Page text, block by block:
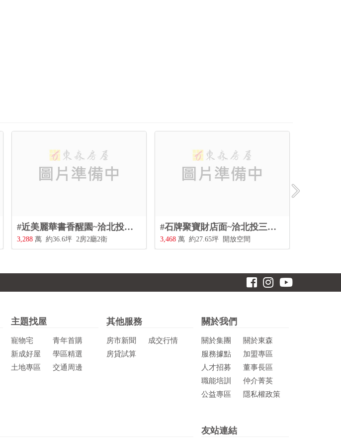
#近美麗華書香醒園~洽北投三合街二段480號0228967788
3,288 萬 約36.6坪 2房2廳2衛
#石牌聚寶財店面~洽北投三合街二段480號0228967788
3,468 萬 約27.65坪 開放空間
主題找屋
寵物宅
青年首購
新成好屋
學區精選
土地專區
交通周邊
其他服務
房市新聞
成交行情
房貸試算
關於我們
關於集團
關於東森
服務據點
加盟專區
人才招募
董事長區
職能培訓
仲介菁英
公益專區
隱私權政策
友站連結